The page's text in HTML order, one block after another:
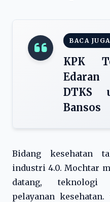
BACA JUGA
KPK
DTKS
Bansos
Bidang kesehatan
industri 4.0. Mochtar
datang, teknologi
pelayanan kesehatan.